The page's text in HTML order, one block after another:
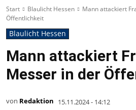
Start Blaulicht Hessen
Mann attackiert
Öffentlichkeit
Blaulicht Hessen
Mann attackiert
Messer in der
von Redaktion 15.11.2024 - 14:12